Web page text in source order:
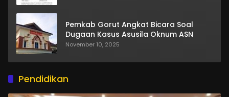
Pemkab Gorut Angkat Bicara Soal
Dugaan Kasus Asusila Oknum ASN
November 10, 2025
Pendidikan